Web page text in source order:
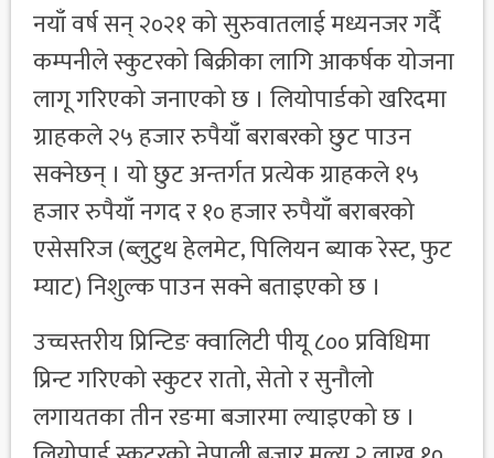
नयाँ वर्ष सन् २०२१ को सुरुवातलाई मध्यनजर गर्दै
कम्पनीले स्कुटरको बिक्रीका लागि आकर्षक योजना
लागू गरिएको जनाएको छ । लियोपार्डको खरिदमा
ग्राहकले २५ हजार रुपैयाँ बराबरको छुट पाउन
सक्नेछन् । यो छुट अन्तर्गत प्रत्येक ग्राहकले १५
हजार रुपैयाँ नगद र १० हजार रुपैयाँ बराबरको
एसेसरिज (ब्लुटुथ हेलमेट, पिलियन ब्याक रेस्ट, फुट
म्याट) निशुल्क पाउन सक्ने बताइएको छ ।
उच्चस्तरीय प्रिन्टिङ क्वालिटी पीयू ८०० प्रविधिमा
प्रिन्ट गरिएको स्कुटर रातो, सेतो र सुनौलो
लगायतका तीन रङमा बजारमा ल्याइएको छ ।